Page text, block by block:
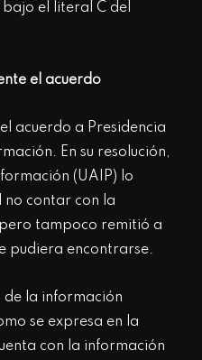
bajo el literal C del
el acuerdo
acuerdo a Presidencia
En su resolución,
(UAIP) lo
no contar con la
tampoco remitió a
pudiera encontrarse.
de la información
se expresa en la
con la información